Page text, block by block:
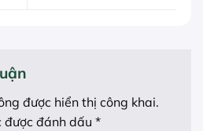
được hiển thị công khai.
đánh dấu *